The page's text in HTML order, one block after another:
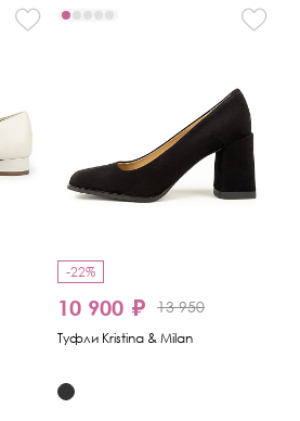
-22%
10 900 ₽ 13 950
Туфли Kristina & Milan